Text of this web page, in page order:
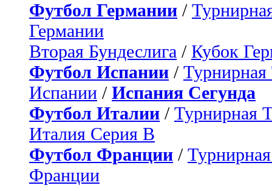
Футбол Германии /
Германии
Вторая Бундеслига / Кубок
Футбол Испании / Турнирная
Испании / Испания Сегунда
Футбол Италии / Турнирная
Италия Серия B
Футбол Франции /
Франции